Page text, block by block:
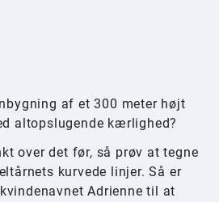
af et 300 meter højt
altopslugende kærlighed?
over det før, så prøv at tegne
kurvede linjer. Så er
Adrienne til at